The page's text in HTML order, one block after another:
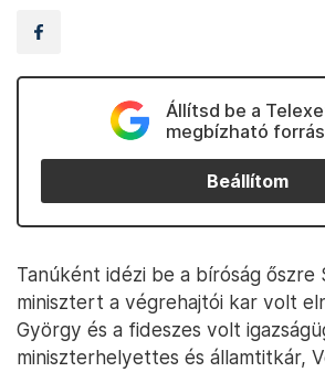
Állítsd be a
megbízható
Beállítom
Tanúként idézi be a bíróság őszre
minisztert a végrehajtói kar volt
György és a fideszes volt
miniszterhelyettes és államtitkár,